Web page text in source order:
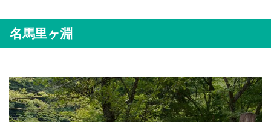
名馬里ヶ淵